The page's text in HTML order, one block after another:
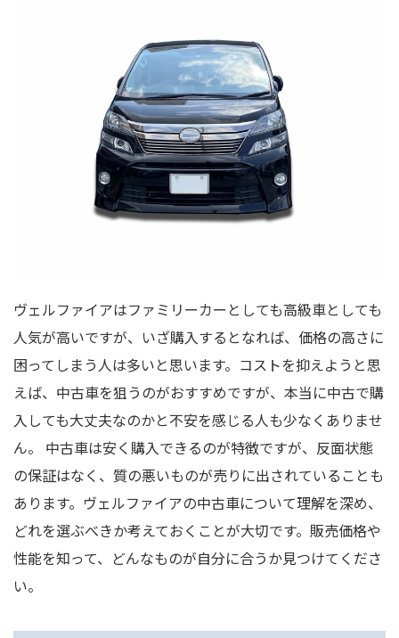
ヴェルファイアはファミリーカーとしても高級車としても
人気が高いですが、いざ購入するとなれば、価格の高さに
困ってしまう人は多いと思います。コストを抑えようと思
えば、中古車を狙うのがおすすめですが、本当に中古で購
入しても大丈夫なのかと不安を感じる人も少なくありませ
ん。 中古車は安く購入できるのが特徴ですが、反面状態
の保証はなく、質の悪いものが売りに出されていることも
あります。ヴェルファイアの中古車について理解を深め、
どれを選ぶべきか考えておくことが大切です。販売価格や
性能を知って、どんなものが自分に合うか見つけてくださ
い。